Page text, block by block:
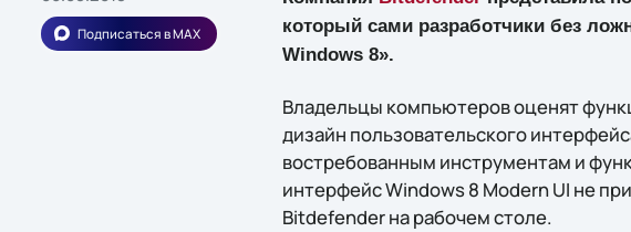
Подписаться в MAX
который сами разработчики без
Windows 8».
Владельцы компьютеров оценят
дизайн пользовательского
востребованным инструментам и
интерфейс Windows 8 Modern UI не
Bitdefender на рабочем столе.